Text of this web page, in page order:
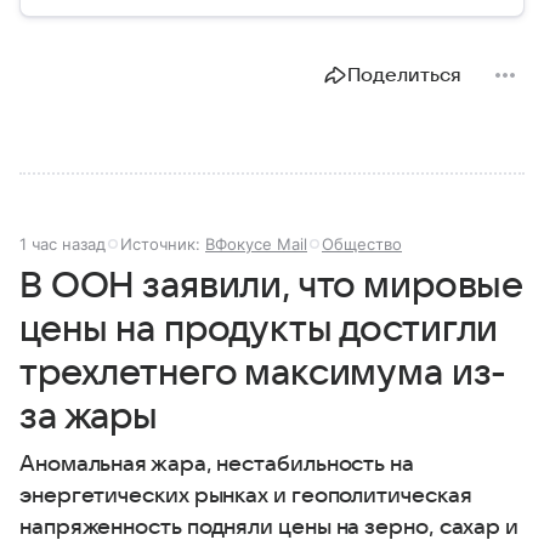
её работа важна для каждого жителя России.
Поделиться
1 час назад Источник: ВФокусе Mail Общество
В ООН заявили, что мировые
цены на продукты достигли
трехлетнего максимума из-
за жары
Аномальная жара, нестабильность на
энергетических рынках и геополитическая
напряженность подняли цены на зерно, сахар и